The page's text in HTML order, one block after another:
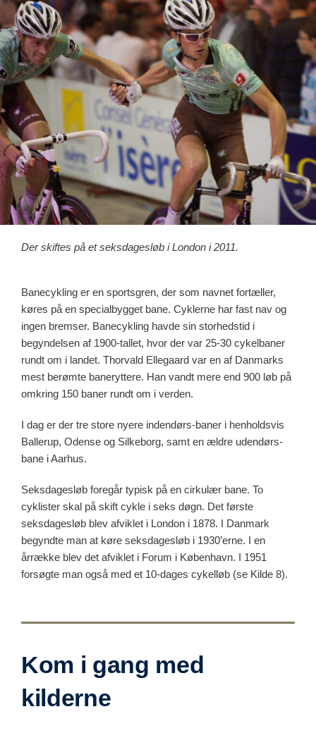
Der skiftes på et seksdagesløb i London i 2011.
Banecykling er en sportsgren, der som navnet fortæller,
køres på en specialbygget bane. Cyklerne har fast nav og
ingen bremser. Banecykling havde sin storhedstid i
begyndelsen af 1900-tallet, hvor der var 25-30 cykelbaner
rundt om i landet. Thorvald Ellegaard var en af Danmarks
mest berømte baneryttere. Han vandt mere end 900 løb på
omkring 150 baner rundt om i verden.
I dag er der tre store nyere indendørs-baner i henholdsvis
Ballerup, Odense og Silkeborg, samt en ældre udendørs-
bane i Aarhus.
Seksdagesløb foregår typisk på en cirkulær bane. To
cyklister skal på skift cykle i seks døgn. Det første
seksdagesløb blev afviklet i London i 1878. I Danmark
begyndte man at køre seksdagesløb i 1930’erne. I en
årrække blev det afviklet i Forum i København. I 1951
forsøgte man også med et 10-dages cykelløb (se Kilde 8).
Kom i gang med
kilderne